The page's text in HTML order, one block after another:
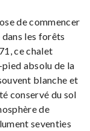
de commencer
les forêts
ce chalet
absolu de la
souvent blanche et
conservé du sol
de
seventies